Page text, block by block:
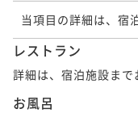
当項目の詳細は、宿
レストラン
詳細は、宿泊施設まで
お風呂